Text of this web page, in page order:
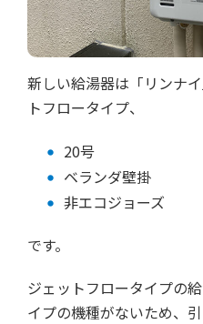
新しい給湯器は「リンナ
トフロータイプ、
20号
ベランダ壁掛
非エコジョーズ
です。
ジェットフロータイプの
イプの機種がないため、